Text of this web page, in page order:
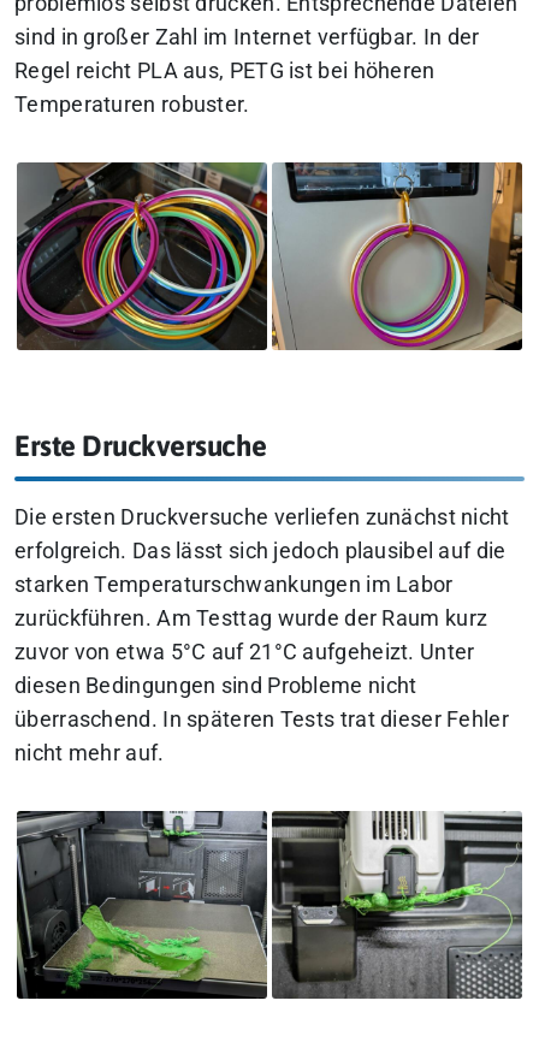
sind in großer Zahl im Internet verfügbar. In der
Regel reicht PLA aus, PETG ist bei höheren
Temperaturen robuster.
Erste Druckversuche
Die ersten Druckversuche verliefen zunächst nicht
erfolgreich. Das lässt sich jedoch plausibel auf die
starken Temperaturschwankungen im Labor
zurückführen. Am Testtag wurde der Raum kurz
zuvor von etwa 5°C auf 21°C aufgeheizt. Unter
diesen Bedingungen sind Probleme nicht
überraschend. In späteren Tests trat dieser Fehler
nicht mehr auf.